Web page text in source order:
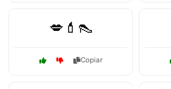
💋💄👠
Copiar